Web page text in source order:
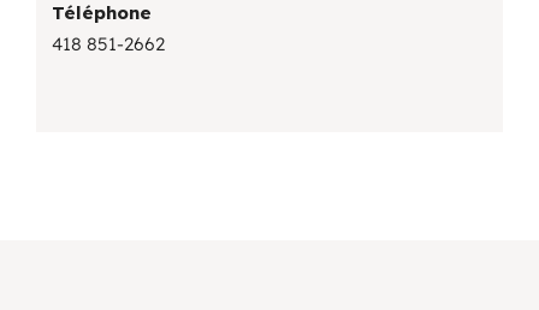
Téléphone
418 851-2662